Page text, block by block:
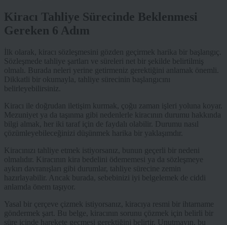
Kiracı Tahliye Sürecinde Beklenmesi
Gereken 6 Adım
İlk olarak, kiracı sözleşmesini gözden geçirmek harika bir başlangıç.
Sözleşmede tahliye şartları ve süreleri net bir şekilde belirtilmiş
olmalı. Burada neleri yerine getirmeniz gerektiğini anlamak önemli.
Dikkatli bir okumayla, tahliye sürecinin başlangıcını
belirleyebilirsiniz.
Kiracı ile doğrudan iletişim kurmak, çoğu zaman işleri yoluna koyar.
Mezuniyet ya da taşınma gibi nedenlerle kiracının durumu hakkında
bilgi almak, her iki taraf için de faydalı olabilir. Durumu nasıl
çözümleyebileceğinizi düşünmek harika bir yaklaşımdır.
Kiracınızı tahliye etmek istiyorsanız, bunun geçerli bir nedeni
olmalıdır. Kiracının kira bedelini ödememesi ya da sözleşmeye
aykırı davranışları gibi durumlar, tahliye sürecine zemin
hazırlayabilir. Ancak burada, sebebinizi iyi belgelemek de ciddi
anlamda önem taşıyor.
Yasal bir çerçeve çizmek istiyorsanız, kiracıya resmi bir ihtarname
göndermek şart. Bu belge, kiracının sorunu çözmek için belirli bir
süre içinde harekete geçmesi gerektiğini belirtir. Unutmayın, bu